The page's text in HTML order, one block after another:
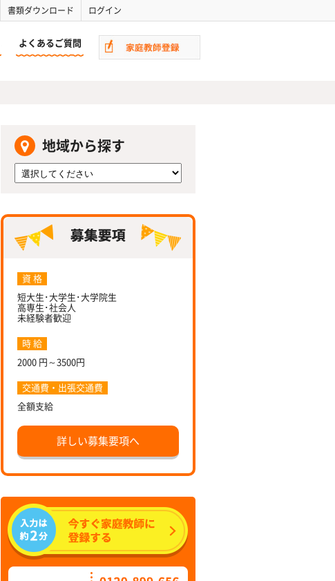
書類ダウンロード ログイン
よくあるご質問
地域から探す
資 格
短大生･大学生･大学院生
高専生･社会人
未経験者歓迎
時 給
2000 円～3500円
交通費・出張交通費
全額支給
詳しい募集要項へ